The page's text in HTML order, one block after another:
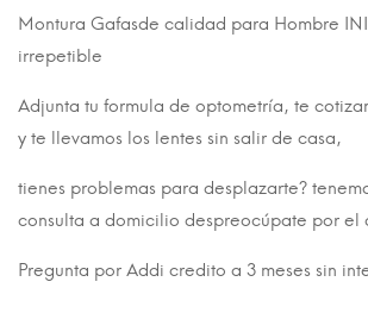
Montura Gafasde calidad para Hombre
irrepetible
Adjunta tu formula de optometría, te
y te llevamos los lentes sin salir de casa,
tienes problemas para desplazarte?
consulta a domicilio despreocúpate por el
Pregunta por Addi credito a 3 meses sin